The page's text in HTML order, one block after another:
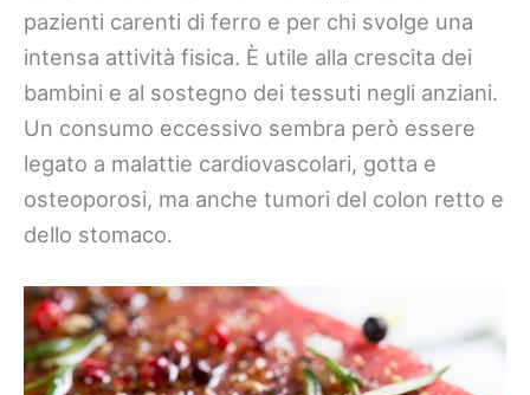
pazienti carenti di ferro e per chi svolge una
intensa attività fisica. È utile alla crescita dei
bambini e al sostegno dei tessuti negli anziani.
Un consumo eccessivo sembra però essere
legato a malattie cardiovascolari, gotta e
osteoporosi, ma anche tumori del colon retto e
dello stomaco.